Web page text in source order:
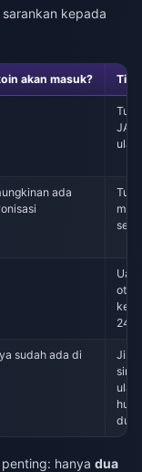
kepada
akan masuk?
ada
sudah ada di
Jika
hanya dua